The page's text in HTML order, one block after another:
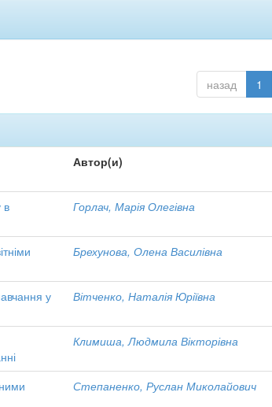
назад 1
Автор(и)
в
Горлач, Марія Олегівна
Брехунова, Олена Василівна
у
Вітченко, Наталія Юріївна
Климиша, Людмила Вікторівна
Степаненко, Руслан Миколайович